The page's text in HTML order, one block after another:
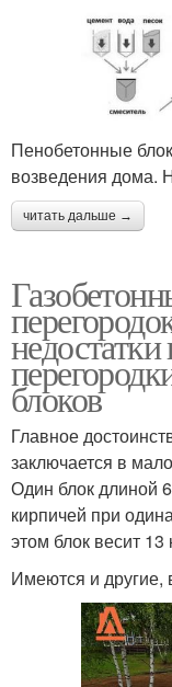
Пенобетонные
возведения дома.
читать дальше →
блоков
Главное
заключается в
Один блок длиной
кирпичей при
этом блок весит 13
Имеются и